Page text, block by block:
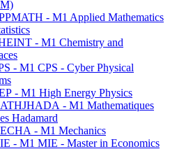
- M1 Applied Mathematics
- M1 Chemistry and
- M1 CPS - Cyber Physical
- M1 High Energy Physics
- M1 Mathematiques
Hadamard
- M1 Mechanics
- M1 MIE - Master in Economics